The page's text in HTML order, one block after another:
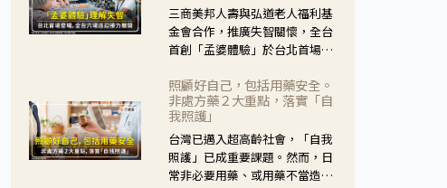
三商美邦人壽與弘道老人福利基
金會合作，推廣失智關懷，全台
首創「孟婆體驗」於台北首場實
模式，用結合情境互動等豐富活
動，將抽象的失智轉化為可感
受、可討論的生活情境，並引導
民眾在家人開始出現改變時，以
理解取代責備、以耐心回應不
安。
照顧好自己，包括用藥安全。
非處方藥２大重點，落實「自
我照護」
台灣已邁入超高齡社會，「自我
照護」已成重要課題。然而，日
常非必要用藥、或用藥不當造成